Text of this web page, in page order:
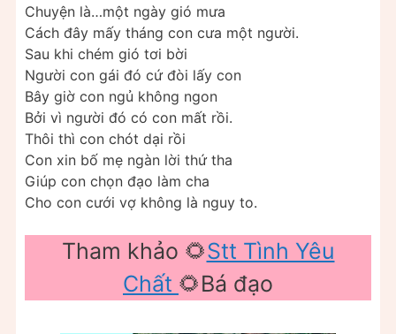
Chuyện là…một ngày gió mưa
Cách đây mấy tháng con cưa một người.
Sau khi chém gió tơi bời
Người con gái đó cứ đòi lấy con
Bây giờ con ngủ không ngon
Bởi vì người đó có con mất rồi.
Thôi thì con chót dại rồi
Con xin bố mẹ ngàn lời thứ tha
Giúp con chọn đạo làm cha
Cho con cưới vợ không là nguy to.
Tham khảo 🌻Stt Tình Yêu
Chất 🌻Bá đạo